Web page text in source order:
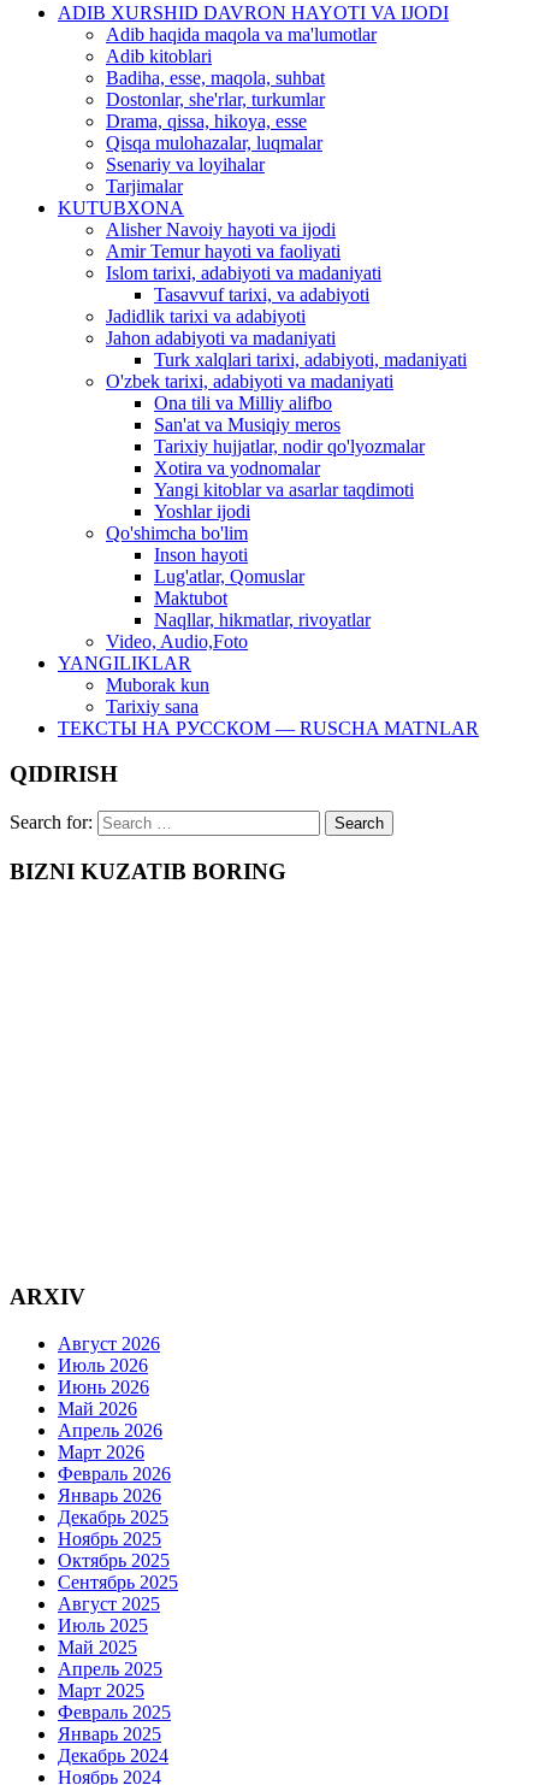
ADIB XURSHID DAVRON HAYOTI VA IJODI
Adib haqida maqola va ma'lumotlar
Adib kitoblari
Badiha, esse, maqola, suhbat
Dostonlar, she'rlar, turkumlar
Drama, qissa, hikoya, esse
Qisqa mulohazalar, luqmalar
Ssenariy va loyihalar
Tarjimalar
KUTUBXONA
Alisher Navoiy hayoti va ijodi
Amir Temur hayoti va faoliyati
Islom tarixi, adabiyoti va madaniyati
Tasavvuf tarixi, va adabiyoti
Jadidlik tarixi va adabiyoti
Jahon adabiyoti va madaniyati
Turk xalqlari tarixi, adabiyoti, madaniyati
O'zbek tarixi, adabiyoti va madaniyati
Ona tili va Milliy alifbo
San'at va Musiqiy meros
Tarixiy hujjatlar, nodir qo'lyozmalar
Xotira va yodnomalar
Yangi kitoblar va asarlar taqdimoti
Yoshlar ijodi
Qo'shimcha bo'lim
Inson hayoti
Lug'atlar, Qomuslar
Maktubot
Naqllar, hikmatlar, rivoyatlar
Video, Audio,Foto
YANGILIKLAR
Muborak kun
Tarixiy sana
ТЕКСТЫ НА РУССКОМ — RUSCHA MATNLAR
QIDIRISH
Search for:
BIZNI KUZATIB BORING
ARXIV
Август 2026
Июль 2026
Июнь 2026
Май 2026
Апрель 2026
Март 2026
Февраль 2026
Январь 2026
Декабрь 2025
Ноябрь 2025
Октябрь 2025
Сентябрь 2025
Август 2025
Июль 2025
Май 2025
Апрель 2025
Март 2025
Февраль 2025
Январь 2025
Декабрь 2024
Ноябрь 2024